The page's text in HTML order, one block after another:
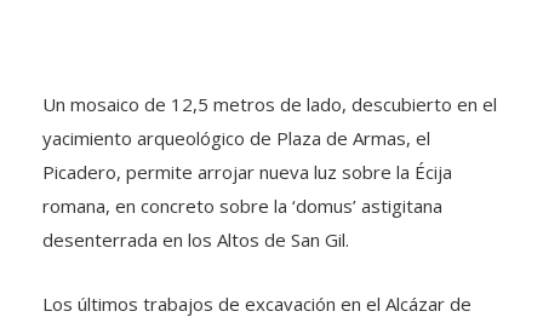
Un mosaico de 12,5 metros de lado, descubierto en el
yacimiento arqueológico de Plaza de Armas, el
Picadero, permite arrojar nueva luz sobre la Écija
romana, en concreto sobre la ‘domus’ astigitana
desenterrada en los Altos de San Gil.
Los últimos trabajos de excavación en el Alcázar de